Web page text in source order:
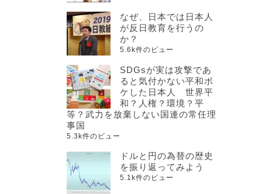
なぜ、日本では日本人
が反日教育を行うの
か？
5.6k件のビュー
SDGsが実は攻撃であ
ると気付かない平和ボ
ケした日本人 世界平
和？人権？環境？平
等？武力を放棄しない国連の常任理
事国
5.3k件のビュー
ドルと円の為替の歴史
を振り返ってみよう
5.1k件のビュー